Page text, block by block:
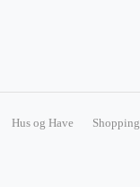
Hus og Have Shopping